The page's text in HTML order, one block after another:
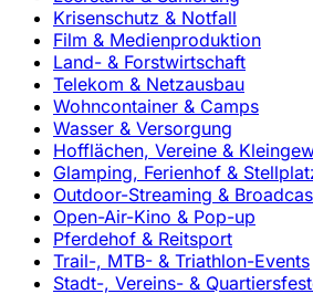
Krisenschutz & Notfall
Film & Medienproduktion
Land- & Forstwirtschaft
Telekom & Netzausbau
Wohncontainer & Camps
Wasser & Versorgung
Hofflächen, Vereine &
Glamping, Ferienhof &
Outdoor-Streaming &
Open-Air-Kino & Pop-up
Pferdehof & Reitsport
Trail-, MTB- & Triathlon-Events
Stadt-, Vereins- &